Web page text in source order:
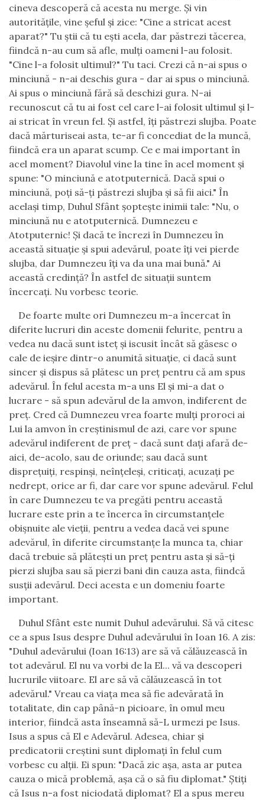
cineva descoperă că acesta nu merge. Şi vin
autorităţile, vine şeful şi zice: "Cine a stricat acest
aparat?" Tu ştii că tu eşti acela, dar păstrezi tăcerea,
fiindcă n-au cum să afle, mulţi oameni l-au folosit.
"Cine l-a folosit ultimul?" Tu taci. Crezi că n-ai spus o
minciună - n-ai deschis gura - dar ai spus o minciună.
Ai spus o minciună fără să deschizi gura. N-ai
recunoscut că tu ai fost cel care l-ai folosit ultimul şi l-
ai stricat în vreun fel. Şi astfel, îţi păstrezi slujba. Poate
dacă mărturiseai asta, te-ar fi concediat de la muncă,
fiindcă era un aparat scump. Ce e mai important în
acel moment? Diavolul vine la tine în acel moment şi
spune: "O minciună e atotputernică. Dacă spui o
minciună, poţi să-ţi păstrezi slujba şi să fii aici." În
acelaşi timp, Duhul Sfânt şopteşte inimii tale: "Nu, o
minciună nu e atotputernică. Dumnezeu e
Atotputernic! Şi dacă te încrezi în Dumnezeu în
această situaţie şi spui adevărul, poate îţi vei pierde
slujba, dar Dumnezeu îţi va da una mai bună." Ai
această credinţă? În astfel de situaţii suntem
încercaţi. Nu vorbesc teorie.
De foarte multe ori Dumnezeu m-a încercat în
diferite lucruri din aceste domenii felurite, pentru a
vedea nu dacă sunt isteţ şi iscusit încât să găsesc o
cale de ieşire dintr-o anumită situaţie, ci dacă sunt
sincer şi dispus să plătesc un preţ pentru că am spus
adevărul. În felul acesta m-a uns El şi mi-a dat o
lucrare - să spun adevărul de la amvon, indiferent de
preţ. Cred că Dumnezeu vrea foarte mulţi proroci ai
Lui la amvon în creştinismul de azi, care vor spune
adevărul indiferent de preţ - dacă sunt daţi afară de-
aici, de-acolo, sau de oriunde; sau dacă sunt
dispreţuiţi, respinşi, neînţeleşi, criticaţi, acuzaţi pe
nedrept, orice ar fi, dar care vor spune adevărul. Felul
în care Dumnezeu te va pregăti pentru această
lucrare este prin a te încerca în circumstanţele
obişnuite ale vieţii, pentru a vedea dacă vei spune
adevărul, în diferite circumstanţe la munca ta, chiar
dacă trebuie să plăteşti un preţ pentru asta şi să-ţi
pierzi slujba sau să pierzi bani din cauza asta, fiindcă
susţii adevărul. Deci acesta e un domeniu foarte
important.
Duhul Sfânt este numit Duhul adevărului. Să vă citesc
ce a spus Isus despre Duhul adevărului în Ioan 16. A zis:
"Duhul adevărului (Ioan 16:13) are să vă călăuzească în
tot adevărul. El nu va vorbi de la El... vă va descoperi
lucrurile viitoare. El are să vă călăuzească în tot
adevărul." Vreau ca viaţa mea să fie adevărată în
totalitate, din cap până-n picioare, în omul meu
interior, fiindcă asta înseamnă să-L urmezi pe Isus.
Isus a spus că El e Adevărul. Adesea, chiar şi
predicatorii creştini sunt diplomaţi în felul cum
vorbesc cu alţii. Ei spun: "Dacă zic aşa, asta ar putea
cauza o mică problemă, aşa că o să fiu diplomat." Ştiţi
că Isus n-a fost niciodată diplomat? El a spus mereu